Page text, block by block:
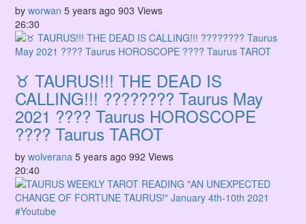
by worwan 5 years ago 903 Views
26:30
♉ TAURUS!!! THE DEAD IS
CALLING!!! ???????? Taurus May
2021 ???? Taurus HOROSCOPE
???? Taurus TAROT
by wolverana 5 years ago 992 Views
20:40